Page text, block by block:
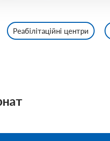
Реабілітаційні центри